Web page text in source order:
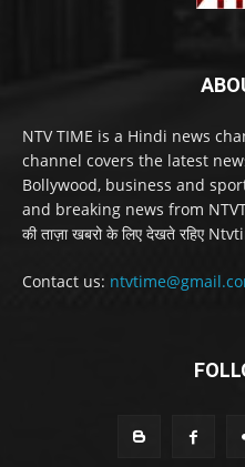
NTV TIME is a Hindi news
channel covers the latest
Bollywood, business and
and breaking news from
की ताज़ा खबरो के लिए देखते रहिए
Contact us: